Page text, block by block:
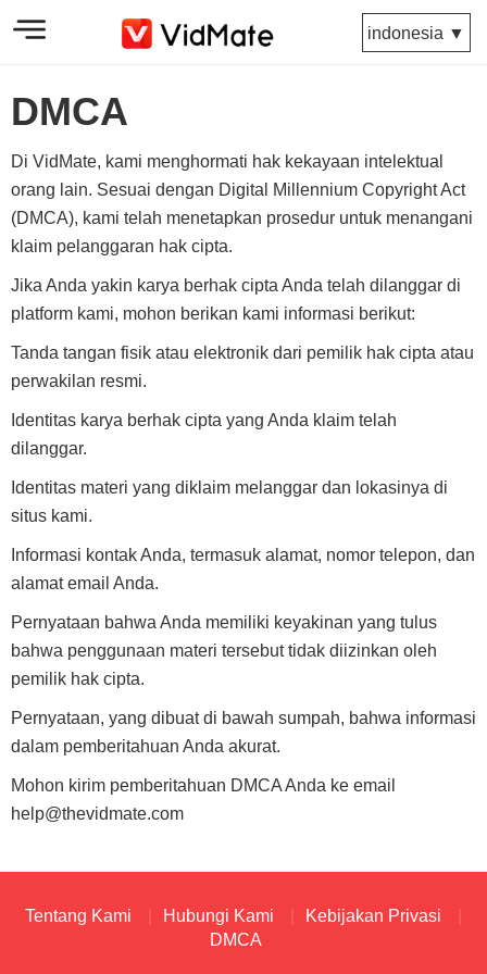
indonesia ▼
DMCA
Di VidMate, kami menghormati hak kekayaan intelektual
orang lain. Sesuai dengan Digital Millennium Copyright Act
(DMCA), kami telah menetapkan prosedur untuk menangani
klaim pelanggaran hak cipta.
Jika Anda yakin karya berhak cipta Anda telah dilanggar di
platform kami, mohon berikan kami informasi berikut:
Tanda tangan fisik atau elektronik dari pemilik hak cipta atau
perwakilan resmi.
Identitas karya berhak cipta yang Anda klaim telah
dilanggar.
Identitas materi yang diklaim melanggar dan lokasinya di
situs kami.
Informasi kontak Anda, termasuk alamat, nomor telepon, dan
alamat email Anda.
Pernyataan bahwa Anda memiliki keyakinan yang tulus
bahwa penggunaan materi tersebut tidak diizinkan oleh
pemilik hak cipta.
Pernyataan, yang dibuat di bawah sumpah, bahwa informasi
dalam pemberitahuan Anda akurat.
Mohon kirim pemberitahuan DMCA Anda ke email
help@thevidmate.com
Tentang Kami Hubungi Kami
Kebijakan Privasi
DMCA